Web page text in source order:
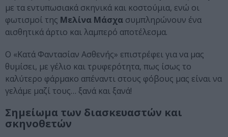
με τα εντυπωσιακά σκηνικά και κοστούμια, ενώ οι
φωτισμοί της Μελίνα Μάσχα συμπληρώνουν ένα
αισθητικά άρτιο και λαμπερό αποτέλεσμα.
Ο «Κατά Φαντασίαν Ασθενής» επιστρέφει για να μας
θυμίσει, με γέλιο και τρυφερότητα, πως ίσως το
καλύτερο φάρμακο απέναντι στους φόβους μας είναι να
γελάμε μαζί τους… ξανά και ξανά!
Σημείωμα των διασκευαστών και
σκηνοθετών